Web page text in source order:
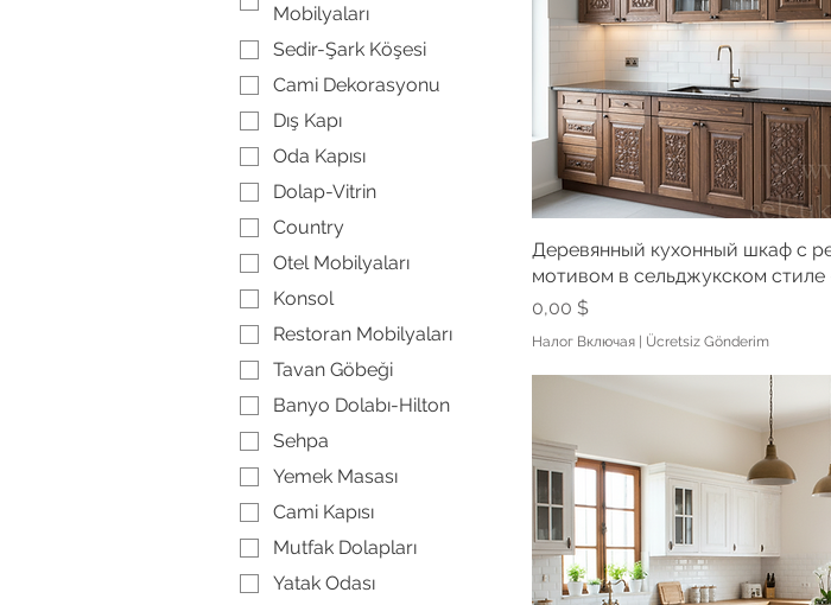
Mobilyaları
Sedir-Şark Köşesi
Cami Dekorasyonu
Dış Kapı
Oda Kapısı
Dolap-Vitrin
Country
Otel Mobilyaları
Konsol
Restoran Mobilyaları
Tavan Göbeği
Banyo Dolabı-Hilton
Sehpa
Yemek Masası
Cami Kapısı
Mutfak Dolapları
Yatak Odası
Деревянный кухонный шкаф с
мотивом в сельджукском стиле
Цена
0,00 $
Налог Включая| Ücretsiz Gönderim